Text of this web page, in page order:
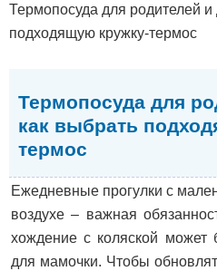
Термопосуда для родителей и
подходящую кружку-термос
Термопосуда для
как выбрать
термос
Ежедневные прогулки с
воздухе – важная
хождение с коляской может
для мамочки. Чтобы